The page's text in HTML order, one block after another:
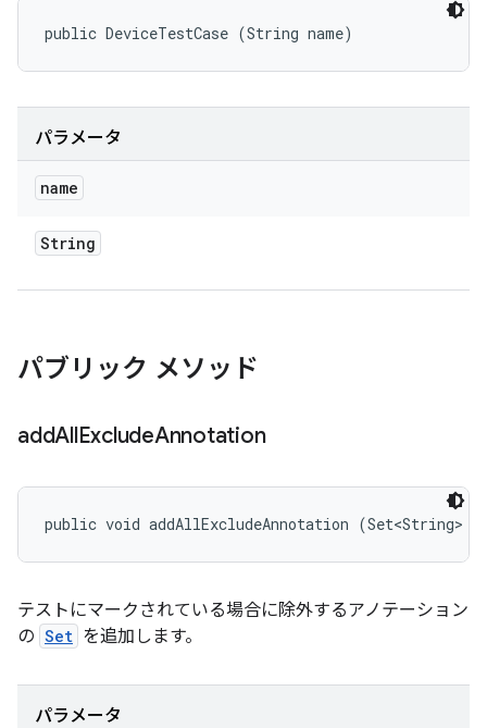
public DeviceTestCase (String name)
パラメータ
name
String
パブリック メソッド
addAllExcludeAnnotation
public void addAllExcludeAnnotation (Set<String>
テストにマークされている場合に除外するアノテーション
の Set を追加します。
パラメータ